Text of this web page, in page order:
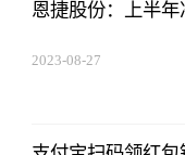
恩捷股份：上半
2023-08-27